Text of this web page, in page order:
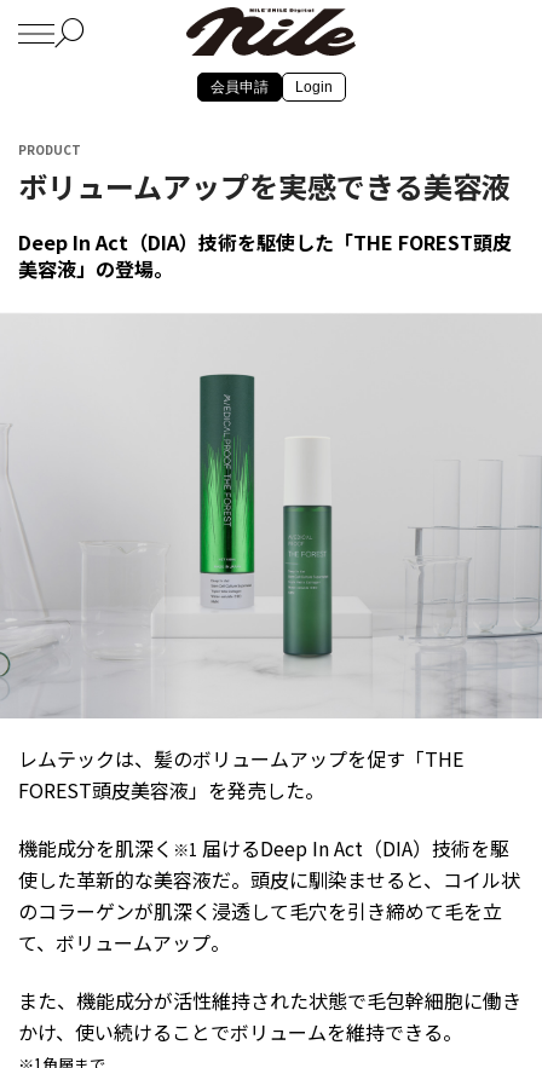
会員申請 Login
PRODUCT
ボリュームアップを実感できる美容液
Deep In Act（DIA）技術を駆使した「THE FOREST頭皮
美容液」の登場。
レムテックは、髪のボリュームアップを促す「THE
FOREST頭皮美容液」を発売した。
機能成分を肌深く ※1 届けるDeep In Act（DIA）技術を駆
使した革新的な美容液だ。頭皮に馴染ませると、コイル状
のコラーゲンが肌深く浸透して毛穴を引き締めて毛を立
て、ボリュームアップ。
また、機能成分が活性維持された状態で毛包幹細胞に働き
かけ、使い続けることでボリュームを維持できる。